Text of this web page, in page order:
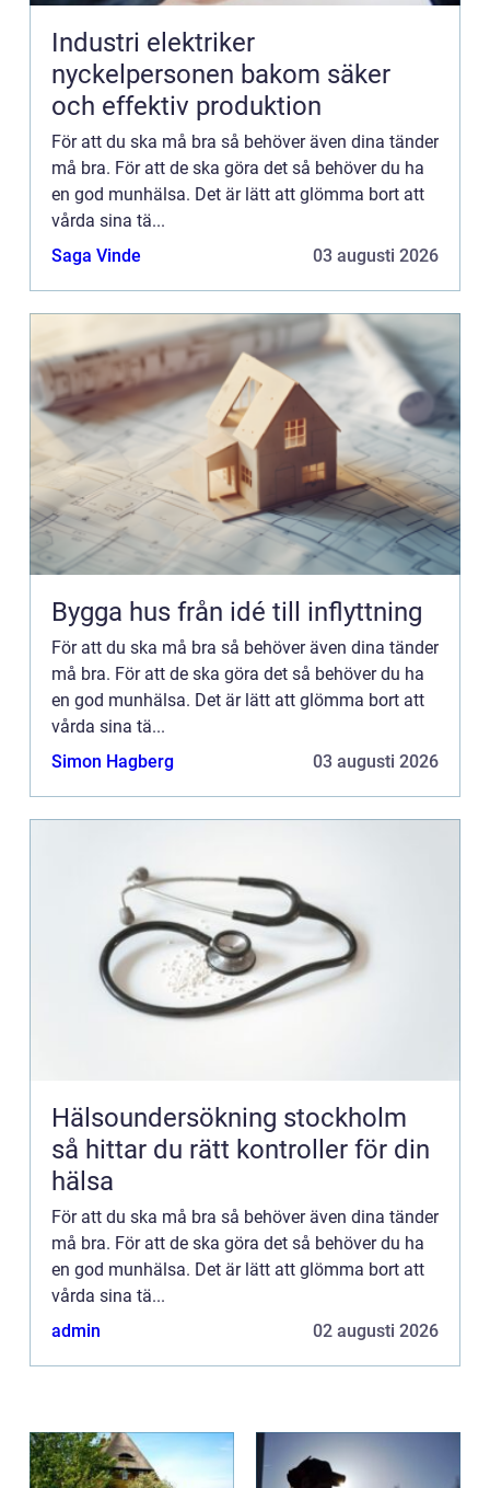
Industri elektriker
nyckelpersonen bakom säker
och effektiv produktion
För att du ska må bra så behöver även dina tänder
må bra. För att de ska göra det så behöver du ha
en god munhälsa. Det är lätt att glömma bort att
vårda sina tä...
Saga Vinde
03 augusti 2026
Bygga hus från idé till inflyttning
För att du ska må bra så behöver även dina tänder
må bra. För att de ska göra det så behöver du ha
en god munhälsa. Det är lätt att glömma bort att
vårda sina tä...
Simon Hagberg
03 augusti 2026
Hälsoundersökning stockholm
så hittar du rätt kontroller för din
hälsa
För att du ska må bra så behöver även dina tänder
må bra. För att de ska göra det så behöver du ha
en god munhälsa. Det är lätt att glömma bort att
vårda sina tä...
admin
02 augusti 2026